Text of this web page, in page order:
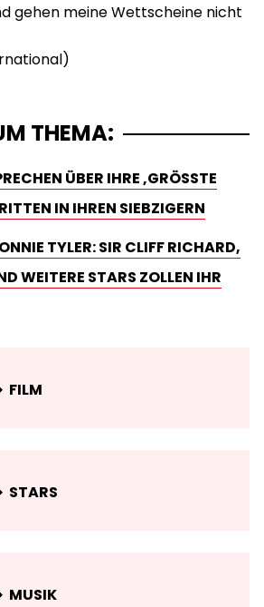
gehen meine Wettscheine nicht
THEMA:
ÜBER IHRE ‚GRÖSSTE A
IN IHREN SIEBZIGERN
TYLER: SIR CLIFF RICHARD,
WEITERE STARS ZOLLEN IHR
FILM
STARS
MUSIK